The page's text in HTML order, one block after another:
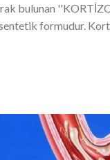
bulunan
formudur.